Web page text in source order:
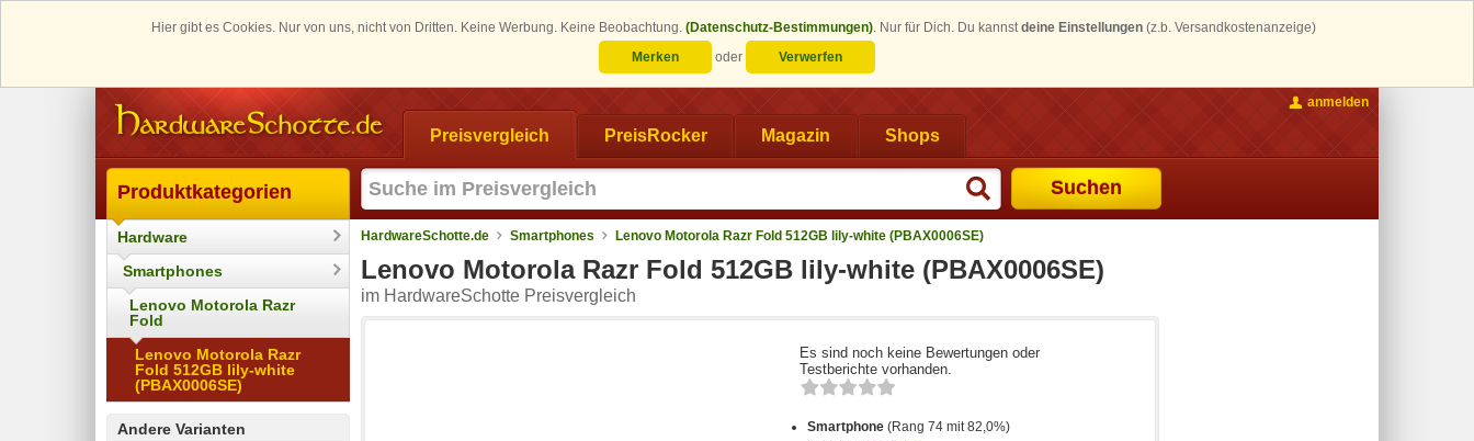
Hier gibt es Cookies. Nur von uns, nicht von Dritten. Keine Werbung. Keine Beobachtung. (Datenschutz-Bestimmungen). Nur für Dich. Du kannstdeine Einstellungen (z.b. Versandkostenanzeige)
Merken
oder Verwerfen
Preisvergleich PreisRocker Magazin Shops
Suchen
anmelden
Produktkategorien
Hardware
Smartphones
Lenovo Motorola Razr
Fold
Lenovo Motorola Razr
Fold 512GB lily-white
(PBAX0006SE)
Andere Varianten
HardwareSchotte.de Smartphones Lenovo Motorola Razr Fold 512GB lily-white (PBAX0006SE)
Lenovo Motorola Razr Fold 512GB lily-white (PBAX0006SE)
im HardwareSchotte Preisvergleich
Es sind noch keine Bewertungen oder
Testberichte vorhanden.
Smartphone (Rang 74 mit 82,0%)